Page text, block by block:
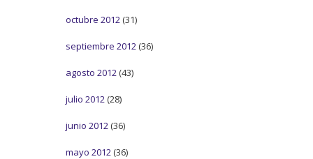
octubre 2012 (31)
septiembre 2012 (36)
agosto 2012 (43)
julio 2012 (28)
junio 2012 (36)
mayo 2012 (36)